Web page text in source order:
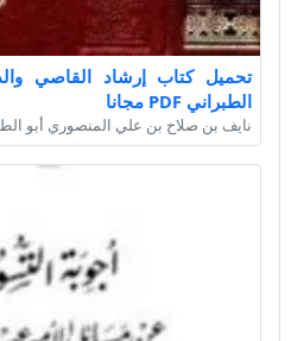
تحميل كتاب إرشاد القاصي
الطبراني PDF مجانا
نايف بن صلاح بن علي المنصوري أبو